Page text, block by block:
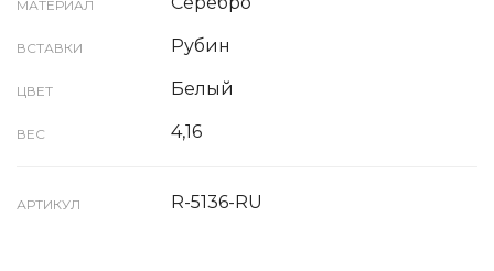
МАТЕРИАЛ
ВСТАВКИ Рубин
ЦВЕТ Белый
ВЕС 4,16
АРТИКУЛ R-5136-RU